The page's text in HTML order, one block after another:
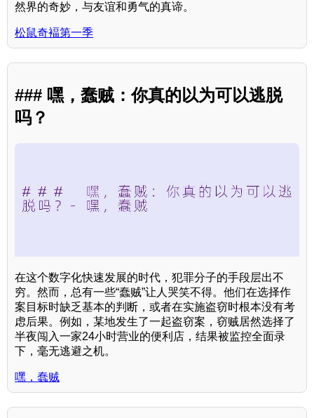
然界的奇妙，与友谊和勇气的真谛。
松鼠奇褔第一季
### 嘿，蠢贼：你真的以为可以逃脱
吗？
在这个数字化快速发展的时代，犯罪分子的手段层出不
穷。然而，总有一些“蠢贼”让人哭笑不得。他们在选择作
案目标时缺乏基本的判断，或者在实施盗窃时根本没有考
虑后果。例如，某地发生了一起盗窃案，窃贼居然选择了
半夜闯入一家24小时营业的便利店，结果被监控全面录
下，毫无逃避之机。
嘿，蠢贼